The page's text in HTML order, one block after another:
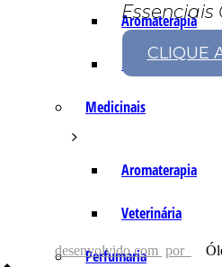
Aromaterapia
Fórmulas Caseiras
Medicinais
Aromaterapia
Veterinária
Perfumaria
Essenciais
CLIQUE
desenvolvido com por